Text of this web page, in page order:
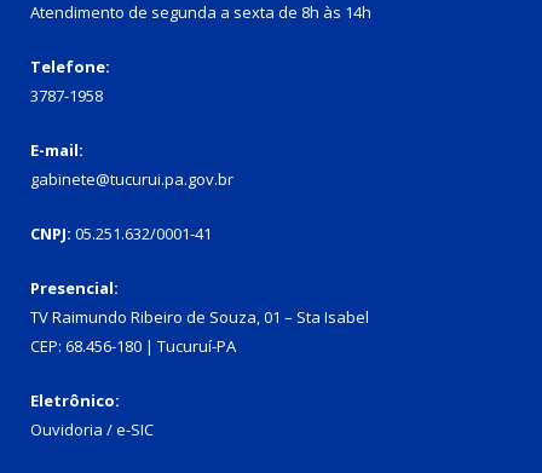
Atendimento de segunda a sexta de 8h às 14h
Telefone:
3787-1958
E-mail:
gabinete@tucurui.pa.gov.br
CNPJ: 05.251.632/0001-41
Presencial:
TV Raimundo Ribeiro de Souza, 01 – Sta Isabel
CEP: 68.456-180 | Tucuruí-PA
Eletrônico:
Ouvidoria /e-SIC